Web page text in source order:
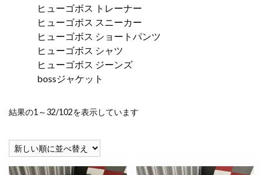
ヒューゴボス トレーナー
ヒューゴボス スニーカー
ヒューゴボス ショートパンツ
ヒューゴボス シャツ
ヒューゴボス ジーンズ
bossジャケット
結果の1～32/102を表示しています